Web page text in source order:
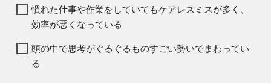
慣れた仕事や作業をしていてもケアレスミスが多く、
効率が悪くなっている
頭の中で思考がぐるぐるものすごい勢いでまわってい
る